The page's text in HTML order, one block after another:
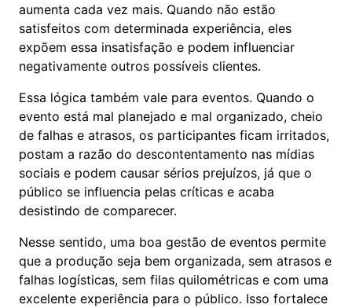
aumenta cada vez mais. Quando não estão
satisfeitos com determinada experiência, eles
expõem essa insatisfação e podem influenciar
negativamente outros possíveis clientes.
Essa lógica também vale para eventos. Quando o
evento está mal planejado e mal organizado, cheio
de falhas e atrasos, os participantes ficam irritados,
postam a razão do descontentamento nas mídias
sociais e podem causar sérios prejuízos, já que o
público se influencia pelas críticas e acaba
desistindo de comparecer.
Nesse sentido, uma boa gestão de eventos permite
que a produção seja bem organizada, sem atrasos e
falhas logísticas, sem filas quilométricas e com uma
excelente experiência para o público. Isso fortalece